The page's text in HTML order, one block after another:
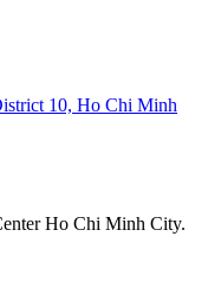
10, Ho Chi Minh
Ho Chi Minh City.